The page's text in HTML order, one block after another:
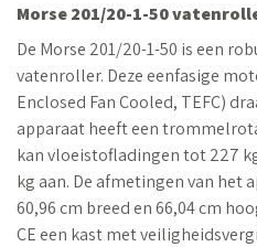
Morse 201/20-1-50
De Morse 201/20-1-50 is een
vatenroller. Deze eenfasige
Enclosed Fan Cooled, TEFC)
apparaat heeft een
kan vloeistofladingen tot 227
kg aan. De afmetingen van het
60,96 cm breed en 66,04 cm
CE een kast met